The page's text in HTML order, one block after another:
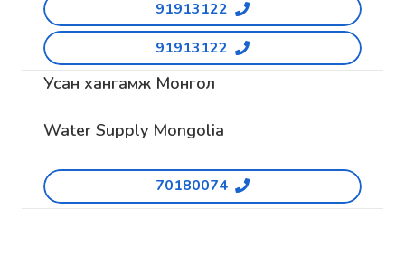
91913122
91913122
Усан хангамж Монгол
Water Supply Mongolia
70180074